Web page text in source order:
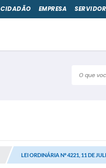
O que
CIDADÃO EMPRESA SERVIDOR
LEI ORDINÁRIA Nº 4221, 11 DE